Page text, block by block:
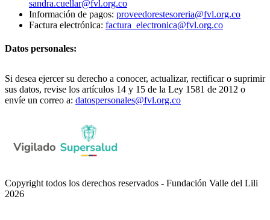
sandra.cuellar@fvl.org.co
Información de pagos: proveedorestesoreria@fvl.org.co
Factura electrónica: factura_electronica@fvl.org.co
Datos personales:
Si desea ejercer su derecho a conocer, actualizar, rectificar o suprimir
sus datos, revise los artículos 14 y 15 de la Ley 1581 de 2012 o
envíe un correo a: datospersonales@fvl.org.co
Copyright todos los derechos reservados - Fundación Valle del Lili
2026